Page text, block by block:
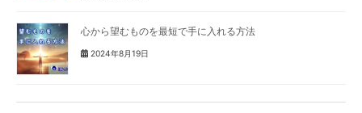
心から望むものを最短で手に入れる方法
2024年8月19日